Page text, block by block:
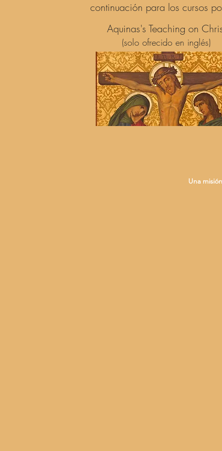
continuación para los cursos
Aquinas's Teaching on
(solo ofrecido en inglés)
Una